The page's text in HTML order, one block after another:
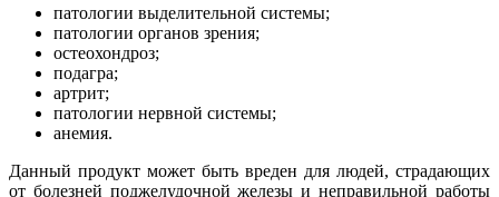
патологии выделительной системы;
патологии органов зрения;
остеохондроз;
подагра;
артрит;
патологии нервной системы;
анемия.
Данный продукт может быть вреден для людей, страдающих
от болезней поджелудочной железы и неправильной работы